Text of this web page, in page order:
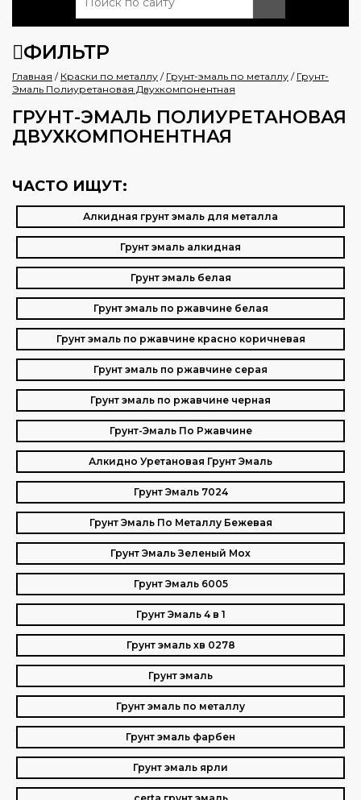
ФИЛЬТР
Главная / Краски по металлу / Грунт-эмаль по металлу / Грунт-
Эмаль Полиуретановая Двухкомпонентная
ГРУНТ-ЭМАЛЬ ПОЛИУРЕТАНОВАЯ
ДВУХКОМПОНЕНТНАЯ
ЧАСТО ИЩУТ:
Алкидная грунт эмаль для металла
Грунт эмаль алкидная
Грунт эмаль белая
Грунт эмаль по ржавчине белая
Грунт эмаль по ржавчине красно коричневая
Грунт эмаль по ржавчине серая
Грунт эмаль по ржавчине черная
Грунт-Эмаль По Ржавчине
Алкидно Уретановая Грунт Эмаль
Грунт Эмаль 7024
Грунт Эмаль По Металлу Бежевая
Грунт Эмаль Зеленый Мох
Грунт Эмаль 6005
Грунт Эмаль 4 в 1
Грунт эмаль хв 0278
Грунт эмаль
Грунт эмаль по металлу
Грунт эмаль фарбен
Грунт эмаль ярли